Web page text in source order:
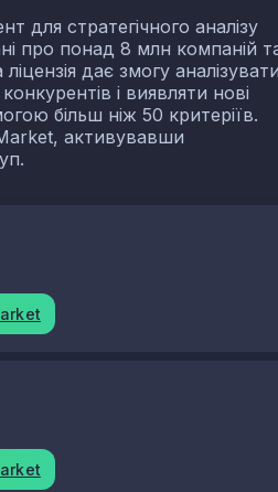
для стратегічного аналізу
про понад 8 млн компаній
дає змогу
і виявляти нові
більш ніж 50 критеріїв.
активувавши